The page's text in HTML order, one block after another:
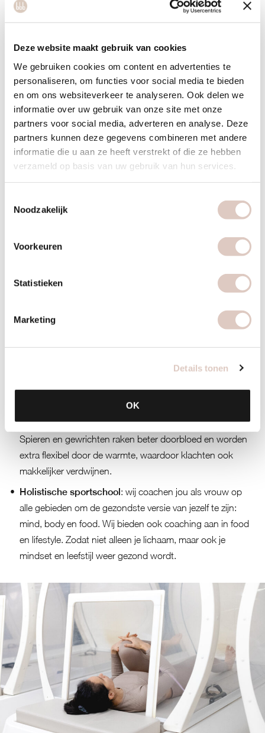
Deze website maakt gebruik van cookies
We gebruiken cookies om content en advertenties te
personaliseren, om functies voor social media te bieden
en om ons websiteverkeer te analyseren. Ook delen we
informatie over uw gebruik van onze site met onze
partners voor social media, adverteren en analyse. Deze
partners kunnen deze gegevens combineren met andere
informatie die u aan ze heeft verstrekt of die ze hebben
verzameld op basis van uw gebruik van hun services.
Noodzakelijk
Voorkeuren
Statistieken
Marketing
Details tonen
OK
Veilig en holistisch
Heb je heel veel lichamelijke
klachten? Dan stellen we een
personal bbb workout samen puur op
de revalidatie van je lichaam. Ook
kijken we naar voeding en leefstijl
: we vinden het bij bbb health
begeleiding krijgt in een huiselijke omgeving. Heb je hele
oefeningen in een warmtecabine en dat is veilig en uniek.
Doordat je alle oefeningen in ongeveer 40 graden uitvoert,
worden doorbloeding en vetverbranding gestimuleerd.
Spieren en gewrichten raken beter doorbloed en worden
extra flexibel door de warmte, waardoor klachten ook
makkelijker verdwijnen.
Holistische sportschool : wij coachen jou als vrouw op
alle gebieden om de gezondste versie van jezelf te zijn:
mind, body en food. Wij bieden ook coaching aan in food
en lifestyle. Zodat niet alleen je lichaam, maar ook je
mindset en leefstijl weer gezond wordt.